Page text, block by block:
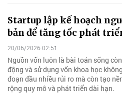
Startup lập kế hoạch
bản để tăng tốc phát
20/06/2026 02:51
Nguồn vốn luôn là bài toán sống
động và sử dụng vốn khoa học
đoạn đầu nhiều rủi ro mà còn tạo
rộng quy mô và phát triển dài hạn.